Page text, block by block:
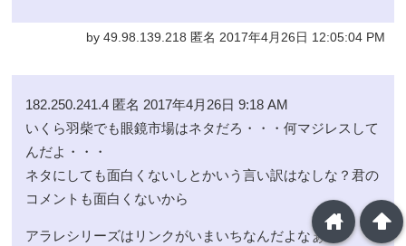
by 49.98.139.218 匿名 2017年4月26日 12:05:04 PM
182.250.241.4 匿名 2017年4月26日 9:18 AM
いくら羽柴でも眼鏡市場はネタだろ・・・何マジレスして
んだよ・・・
ネタにしても面白くないしとかいう言い訳はなしな？君の
コメントも面白くないから
アラレシリーズはリンクがいまいちなんだよなぁ
arrowup
home